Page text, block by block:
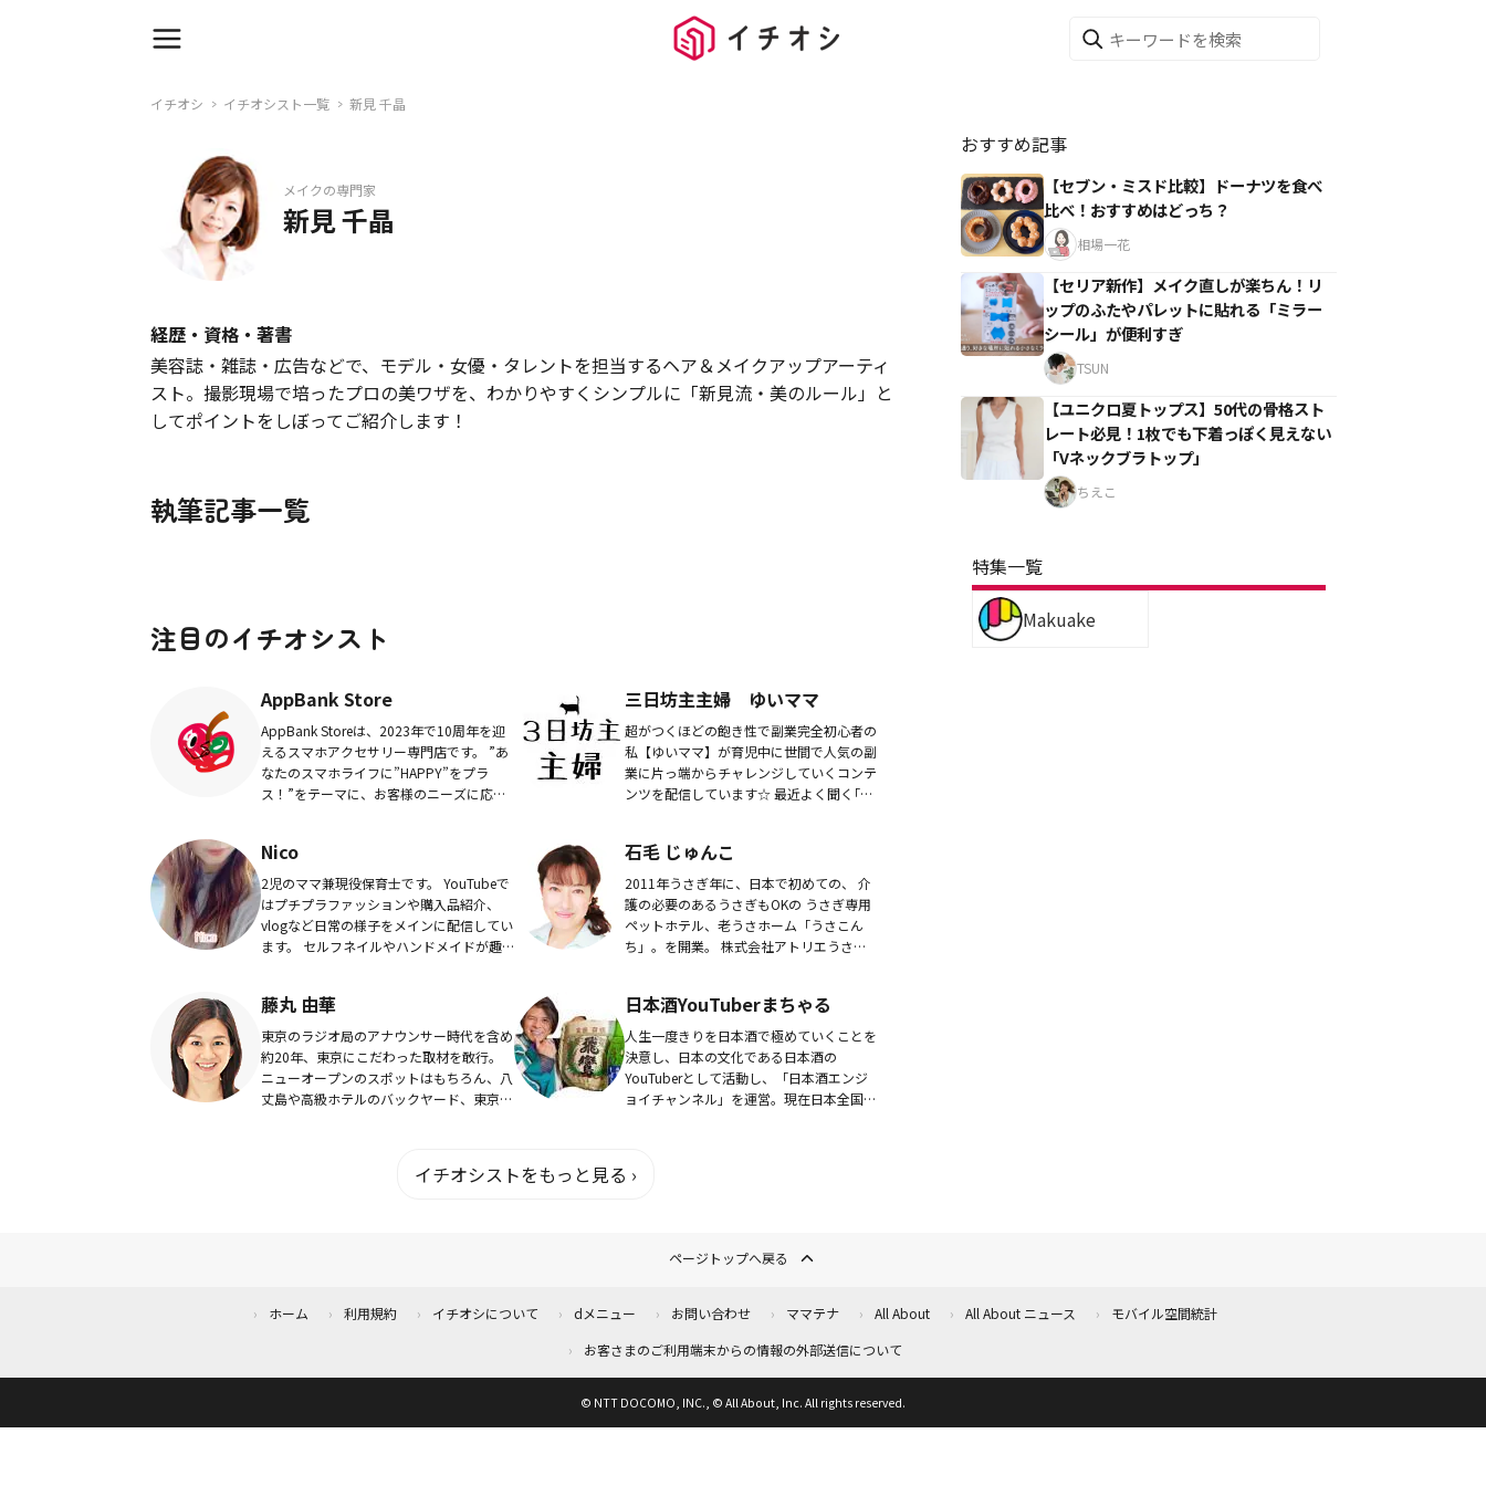
イチオシ イチオシスト一覧 新見 千晶
メイクの専門家
新見 千晶
経歴・資格・著書
美容誌・雑誌・広告などで、モデル・女優・タレントを担当するヘア＆メイクアップアーティ
スト。撮影現場で培ったプロの美ワザを、わかりやすくシンプルに「新見流・美のルール」と
してポイントをしぼってご紹介します！
執筆記事一覧
注目のイチオシスト
AppBank Store
AppBank Storeは、2023年で10周年を迎
えるスマホアクセサリー専門店です。 ”あ
なたのスマホライフに”HAPPY”をプラ
ス！”をテーマに、お客様のニーズに応じ
三日坊主主婦 ゆいママ
超がつくほどの飽き性で副業完全初心者の
私【ゆいママ】が育児中に世間で人気の副
業に片っ端からチャレンジしていくコンテ
ンツを配信しています☆ 最近よく聞く｢自
Nico
2児のママ兼現役保育士です。 YouTubeで
はプチプラファッションや購入品紹介、
vlogなど日常の様子をメインに配信してい
ます。 セルフネイルやハンドメイドが趣
石毛 じゅんこ
2011年うさぎ年に、日本で初めての、 介
護の必要のあるうさぎもOKの うさぎ専用
ペットホテル、老うさホーム「うさこん
ち」。を開業。 株式会社アトリエうさ
藤丸 由華
東京のラジオ局のアナウンサー時代を含め
約20年、東京にこだわった取材を敢行。
ニューオープンのスポットはもちろん、八
丈島や高級ホテルのバックヤード、東京上
日本酒YouTuberまちゃる
人生一度きりを日本酒で極めていくことを
決意し、日本の文化である日本酒の
YouTuberとして活動し、「日本酒エンジ
ョイチャンネル」を運営。現在日本全国を
イチオシストをもっと見る ›
おすすめ記事
【セブン・ミスド比較】ドーナツを食べ
比べ！おすすめはどっち？
相場一花
【セリア新作】メイク直しが楽ちん！リ
ップのふたやパレットに貼れる「ミラー
シール」が便利すぎ
TSUN
【ユニクロ夏トップス】50代の骨格スト
レート必見！1枚でも下着っぽく見えない
「Vネックブラトップ」
ちえこ
特集一覧
Makuake
ページトップへ戻る
ホーム 利用規約 イチオシについて dメニュー お問い合わせ ママテナ All About All About ニュース
モバイル空間統計
お客さまのご利用端末からの情報の外部送信について
© NTT DOCOMO, INC., © All About, Inc. All rights reserved.